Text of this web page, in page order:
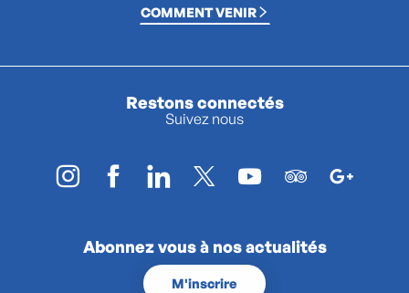
COMMENT VENIR
Restons connectés
Suivez nous
Abonnez vous à nos actualités
M'inscrire